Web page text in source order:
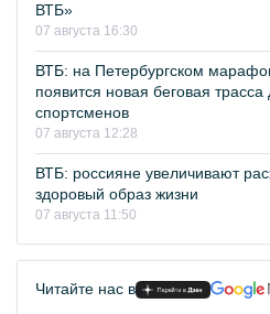
ВТБ»
07 августа 16:30
ВТБ: на Петербургском
появится новая беговая
спортсменов
07 августа 12:28
ВТБ: россияне увеличивают
здоровый образ жизни
07 августа 11:50
Читайте нас в